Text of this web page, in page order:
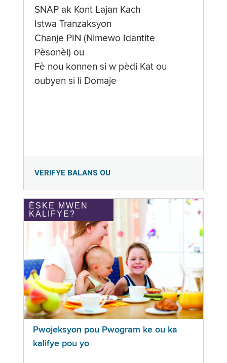
SNAP ak Kont Lajan Kach
Istwa Tranzaksyon
Chanje PIN (Nimewo Idantite
Pèsonèl) ou
Fè nou konnen si w pèdi Kat ou
oubyen si li Domaje
VERIFYE BALANS OU
ÈSKE MWEN
KALIFYE?
Pwojeksyon pou Pwogram ke ou ka
kalifye pou yo